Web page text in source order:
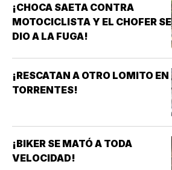
¡CHOCA SAETA CONTRA
MOTOCICLISTA Y EL CHOFER SE
DIO A LA FUGA!
¡RESCATAN A OTRO LOMITO EN
TORRENTES!
¡BIKER SE MATÓ A TODA
VELOCIDAD!